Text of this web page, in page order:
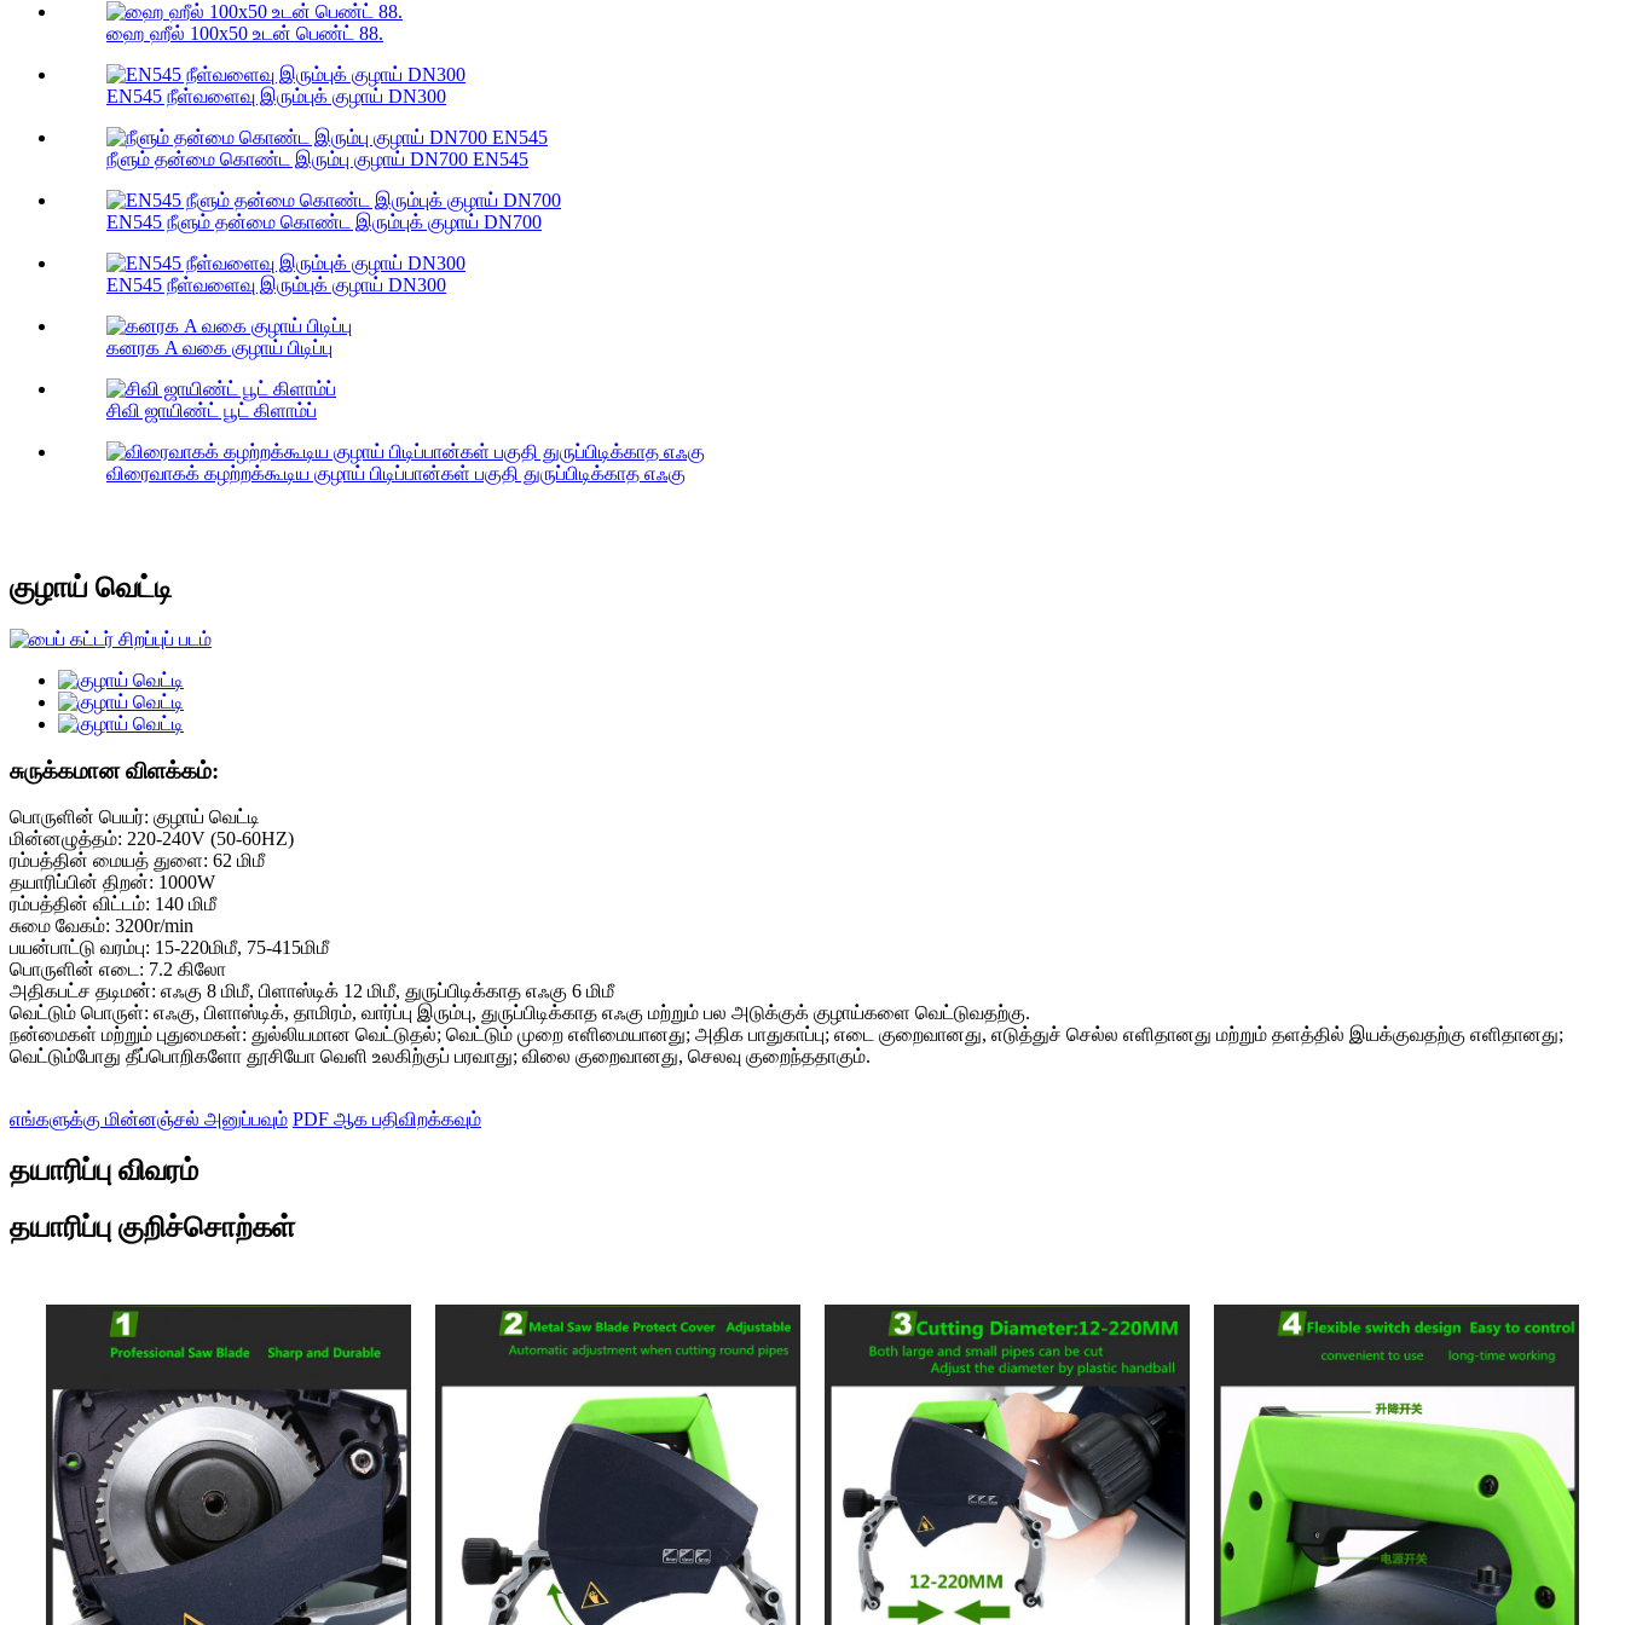
ஹை ஹீல் 100x50 உடன் பெண்ட் 88.
EN545 நீள்வளைவு இரும்புக் குழாய் DN300
நீளும் தன்மை கொண்ட இரும்பு குழாய் DN700 EN545
EN545 நீளும் தன்மை கொண்ட இரும்புக் குழாய் DN700
EN545 நீள்வளைவு இரும்புக் குழாய் DN300
கனரக A வகை குழாய் பிடிப்பு
சிவி ஜாயிண்ட் பூட் கிளாம்ப்
விரைவாகக் கழற்றக்கூடிய குழாய் பிடிப்பான்கள் பகுதி துருப்பிடிக்காத எஃகு
குழாய் வெட்டி
சுருக்கமான விளக்கம்:
பொருளின் பெயர்: குழாய் வெட்டி
மின்னழுத்தம்: 220-240V (50-60HZ)
ரம்பத்தின் மையத் துளை: 62 மிமீ
தயாரிப்பின் திறன்: 1000W
ரம்பத்தின் விட்டம்: 140 மிமீ
சுமை வேகம்: 3200r/min
பயன்பாட்டு வரம்பு: 15-220மிமீ, 75-415மிமீ
பொருளின் எடை: 7.2 கிலோ
அதிகபட்ச தடிமன்: எஃகு 8 மிமீ, பிளாஸ்டிக் 12 மிமீ, துருப்பிடிக்காத எஃகு 6 மிமீ
வெட்டும் பொருள்: எஃகு, பிளாஸ்டிக், தாமிரம், வார்ப்பு இரும்பு, துருப்பிடிக்காத எஃகு மற்றும் பல அடுக்குக் குழாய்களை வெட்டுவதற்கு.
நன்மைகள் மற்றும் புதுமைகள்: துல்லியமான வெட்டுதல்; வெட்டும் முறை எளிமையானது; அதிக பாதுகாப்பு; எடை குறைவானது, எடுத்துச் செல்ல எளிதானது மற்றும் தளத்தில் இயக்குவதற்கு எளிதானது;
வெட்டும்போது தீப்பொறிகளோ தூசியோ வெளி உலகிற்குப் பரவாது; விலை குறைவானது, செலவு குறைந்ததாகும்.
எங்களுக்கு மின்னஞ்சல் அனுப்பவும் PDF ஆக பதிவிறக்கவும்
தயாரிப்பு விவரம்
தயாரிப்பு குறிச்சொற்கள்